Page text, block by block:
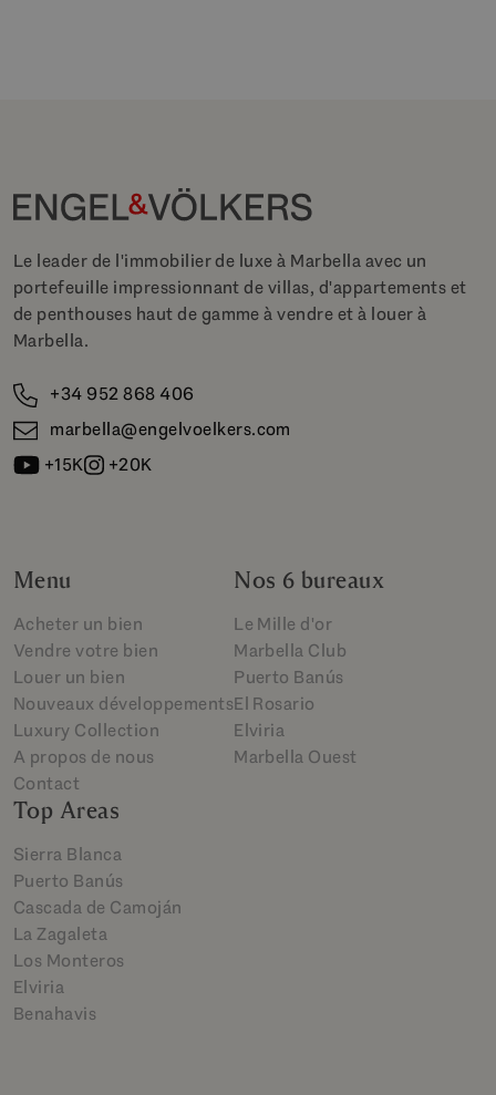
Le leader de l'immobilier de luxe à Marbella avec un
portefeuille impressionnant de villas, d'appartements et
de penthouses haut de gamme à vendre et à louer à
Marbella.
+34 952 868 406
marbella@engelvoelkers.com
+15K
+20K
Menu
Acheter un bien
Vendre votre bien
Louer un bien
Nouveaux développements
Luxury Collection
A propos de nous
Contact
Nos 6 bureaux
Le Mille d'or
Marbella Club
Puerto Banús
El Rosario
Elviria
Marbella Ouest
Top Areas
Sierra Blanca
Puerto Banús
Cascada de Camoján
La Zagaleta
Los Monteros
Elviria
Benahavis